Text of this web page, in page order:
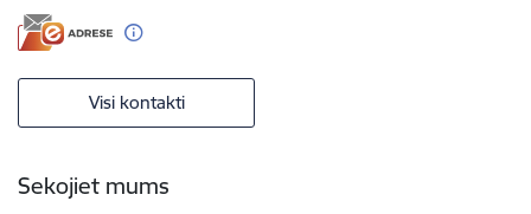
Visi kontakti
Sekojiet mums